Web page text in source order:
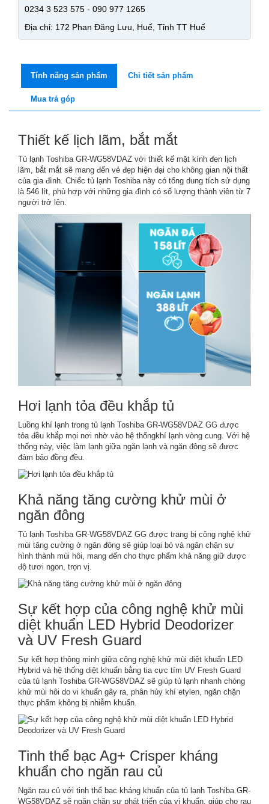
0234 3 523 575 - 090 977 1265
Địa chỉ: 172 Phan Đăng Lưu, Huế, Tỉnh TT Huế
Tính năng sản phẩm Chi tiết sản phẩm
Mua trả góp
Thiết kế lịch lãm, bắt mắt
Tủ lạnh Toshiba GR-WG58VDAZ với thiết kế mặt kính đen lịch
lãm, bắt mắt sẽ mang đến vẻ đẹp hiện đại cho không gian nội thất
của gia đình. Chiếc tủ lạnh Toshiba này có tổng dung tích sử dụng
là 546 lít, phù hợp với những gia đình có số lượng thành viên từ 7
người trở lên.
Hơi lạnh tỏa đều khắp tủ
Luồng khí lạnh trong tủ lạnh Toshiba GR-WG58VDAZ GG được
tỏa đều khắp mọi nơi nhờ vào hệ thốngkhí lạnh vòng cung. Với hệ
thống này, việc làm lạnh giữa ngăn lạnh và ngăn đông sẽ được
đảm bảo đồng đều.
Khả năng tăng cường khử mùi ở
ngăn đông
Tủ lạnh Toshiba GR-WG58VDAZ GG được trang bị công nghệ khử
mùi tăng cường ở ngăn đông sẽ giúp loại bỏ và ngăn chặn sự
hình thành mùi hôi, mang đến cho thực phẩm khả năng giữ được
độ tươi ngon, trọn vị.
Sự kết hợp của công nghệ khử mùi
diệt khuẩn LED Hybrid Deodorizer
và UV Fresh Guard
Sự kết hợp thông minh giữa công nghệ khử mùi diệt khuẩn LED
Hybrid và hệ thống diệt khuẩn bằng tia cực tím UV Fresh Guard
của tủ lạnh Toshiba GR-WG58VDAZ sẽ giúp tủ lạnh nhanh chóng
khử mùi hôi do vi khuẩn gây ra, phân hủy khí etylen, ngăn chặn
thực phẩm không bị nhiễm khuẩn.
Tinh thể bạc Ag+ Crisper kháng
khuẩn cho ngăn rau củ
Ngăn rau củ với tinh thể bạc kháng khuẩn của tủ lạnh Toshiba GR-
WG58VDAZ sẽ ngăn chặn sự phát triển của vi khuẩn, giúp cho rau